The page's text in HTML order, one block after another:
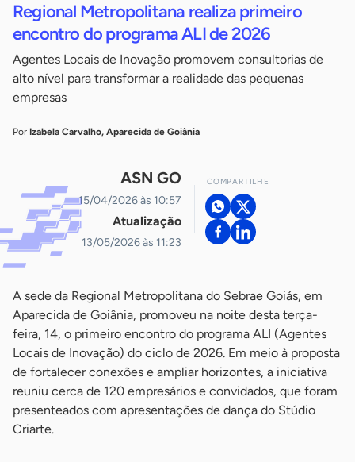
Regional Metropolitana realiza primeiro
encontro do programa ALI de 2026
Agentes Locais de Inovação promovem consultorias de
alto nível para transformar a realidade das pequenas
empresas
Por Izabela Carvalho, Aparecida de Goiânia
ASN GO
15/04/2026 às 10:57
Atualização
13/05/2026 às 11:23
COMPARTILHE
A sede da Regional Metropolitana do Sebrae Goiás, em
Aparecida de Goiânia, promoveu na noite desta terça-
feira, 14, o primeiro encontro do programa ALI (Agentes
Locais de Inovação) do ciclo de 2026. Em meio à proposta
de fortalecer conexões e ampliar horizontes, a iniciativa
reuniu cerca de 120 empresários e convidados, que foram
presenteados com apresentações de dança do Stúdio
Criarte.